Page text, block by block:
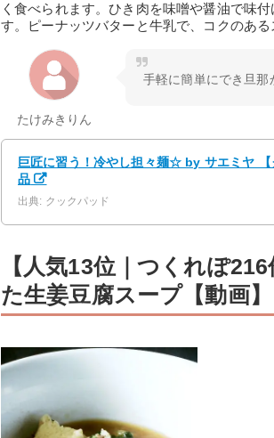
く食べられます。ひき肉を味噌や醤油で味
す。ピーナッツバターと牛乳で、コクのある
たけみきりん
手軽に簡単にでき旦
巨匠に習う！冷やし担々麺☆ by サエミヤ
品
出典: クックパッド
【人気13位｜つくれぽ
た生姜豆腐スープ【動画】